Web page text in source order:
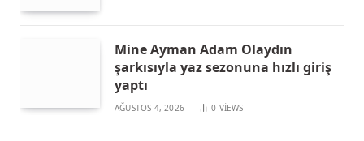
Mine Ayman Adam Olaydın
şarkısıyla yaz sezonuna hızlı giriş
yaptı
AĞUSTOS 4, 2026 0 VIEWS